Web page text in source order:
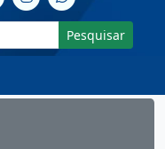
Pesquisar